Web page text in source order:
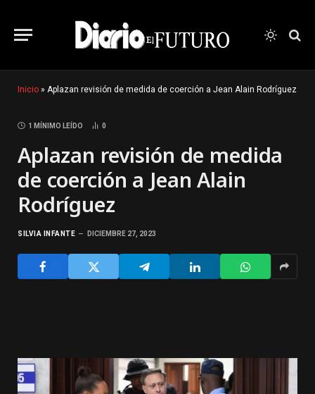
Inicio » Aplazan revisión de medida de coerción a Jean Alain Rodríguez
1 MÍNIMO LEÍDO 0
Aplazan revisión de medida
de coerción a Jean Alain
Rodríguez
SILVIA INFANTE DICIEMBRE 27, 2023